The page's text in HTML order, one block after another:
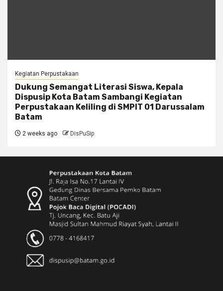
Kegiatan Perpustakaan
Dukung Semangat Literasi Siswa, Kepala
Dispusip Kota Batam Sambangi Kegiatan
Perpustakaan Keliling di SMPIT 01 Darussalam
Batam
2 weeks ago DisPuSip